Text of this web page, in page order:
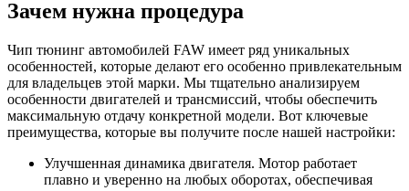
Зачем нужна процедура
Чип тюнинг автомобилей FAW имеет ряд уникальных
особенностей, которые делают его особенно привлекательным
для владельцев этой марки. Мы тщательно анализируем
особенности двигателей и трансмиссий, чтобы обеспечить
максимальную отдачу конкретной модели. Вот ключевые
преимущества, которые вы получите после нашей настройки:
Улучшенная динамика двигателя. Мотор работает
плавно и уверенно на любых оборотах, обеспечивая